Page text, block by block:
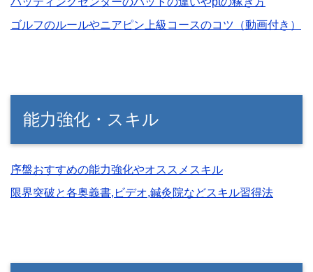
ゴルフのルールやニアピン上級コースのコツ（動画付き）
能力強化・スキル
序盤おすすめの能力強化やオススメスキル
限界突破と各奥義書,ビデオ,鍼灸院などスキル習得法